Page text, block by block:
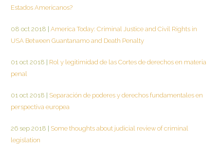
Estados Americanos?
08 oct 2018
America Today: Criminal Justice and Civil Rights in
USA Between Guantanamo and Death Penalty
01 oct 2018
Rol y legitimidad de las Cortes de derechos en materia
penal
01 oct 2018
Separación de poderes y derechos fundamentales en
perspectiva europea
26 sep 2018
Some thoughts about judicial review of criminal
legislation